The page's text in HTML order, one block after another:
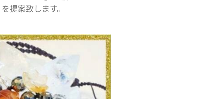
提案致します。